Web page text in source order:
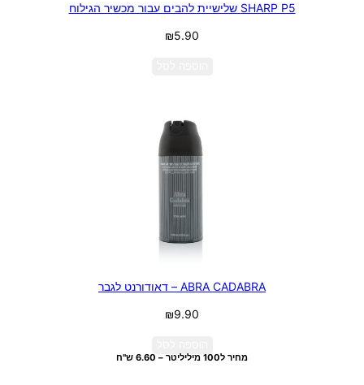
SHARP P5 שלישיית להבים עבור מכשיר הגילוח
₪5.90
ABRA CADABRA – דאודורנט לגבר
₪9.90
מחיר ל100 מיליליטר – 6.60 ש"ח